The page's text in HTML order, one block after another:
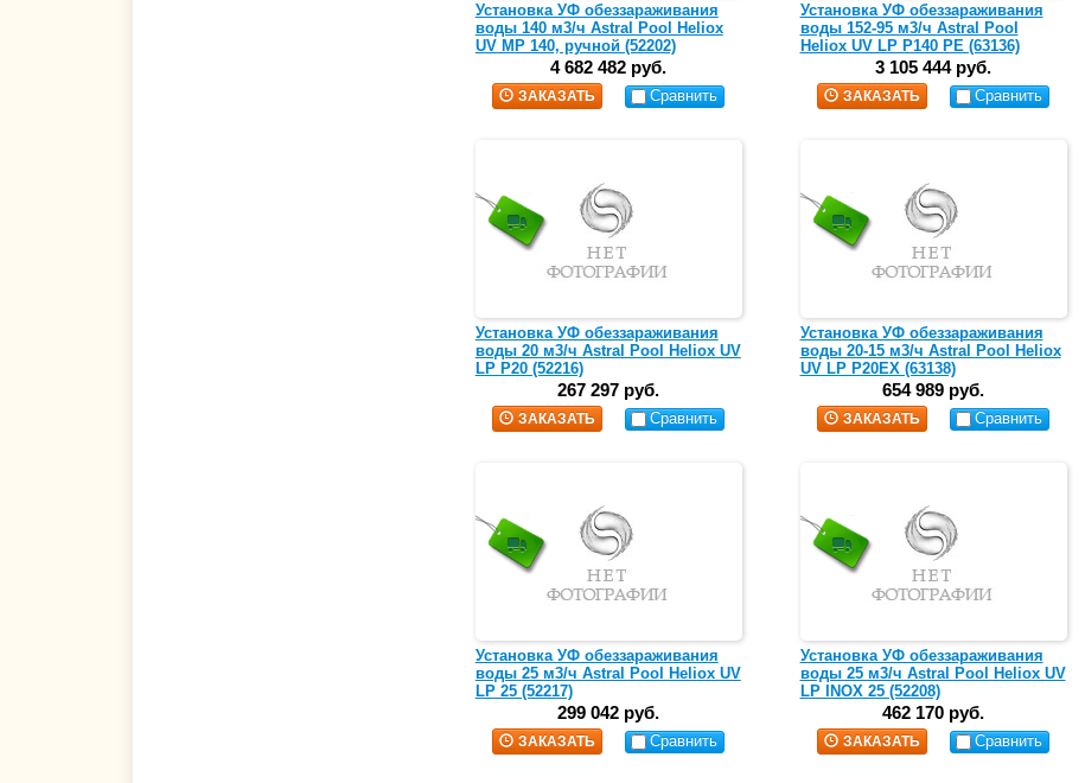
Установка УФ обеззараживания
воды 140 м3/ч Astral Pool Heliox
UV MP 140, ручной (52202)
4 682 482 руб.
ЗАКАЗАТЬ Сравнить
Установка УФ обеззараживания
воды 152-95 м3/ч Astral Pool
Heliox UV LP P140 PE (63136)
3 105 444 руб.
ЗАКАЗАТЬ Сравнить
Установка УФ обеззараживания
воды 20 м3/ч Astral Pool Heliox UV
LP P20 (52216)
267 297 руб.
ЗАКАЗАТЬ Сравнить
Установка УФ обеззараживания
воды 20-15 м3/ч Astral Pool Heliox
UV LP P20EX (63138)
654 989 руб.
ЗАКАЗАТЬ Сравнить
Установка УФ обеззараживания
воды 25 м3/ч Astral Pool Heliox UV
LP 25 (52217)
299 042 руб.
ЗАКАЗАТЬ Сравнить
Установка УФ обеззараживания
воды 25 м3/ч Astral Pool Heliox UV
LP INOX 25 (52208)
462 170 руб.
ЗАКАЗАТЬ Сравнить